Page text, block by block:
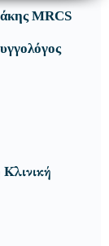
MRCS